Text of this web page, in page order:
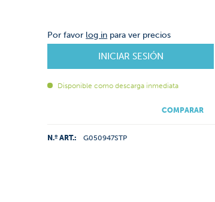
Por favor log in para ver precios
INICIAR SESIÓN
Disponible como descarga inmediata
COMPARAR
N.º ART.: G050947STP